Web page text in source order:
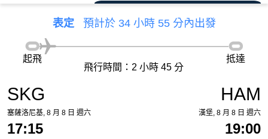
表定 預計於 34 小時 55 分內出發
SKG
塞薩洛尼基, 8 月 8 日 週六
17:15
起飛
飛行時間：2 小時 45 分
抵達
HAM
漢堡, 8 月 8 日 週六
19:00